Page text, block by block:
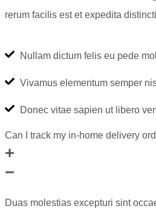
rerum facilis est et expedita
Nullam dictum felis eu pede
Vivamus elementum semper
Donec vitae sapien ut libero
Can I track my in-home delivery
Duas molestias excepturi sint